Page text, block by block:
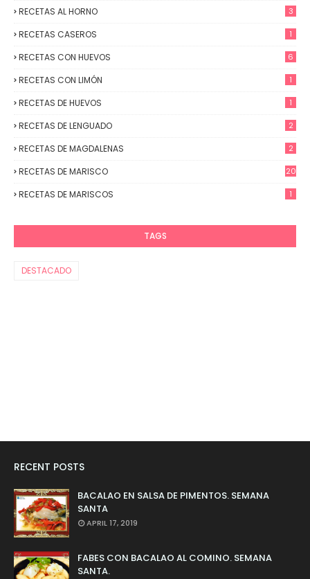
RECETAS AL HORNO 3
RECETAS CASEROS 1
RECETAS CON HUEVOS 6
RECETAS CON LIMÓN 1
RECETAS DE HUEVOS 1
RECETAS DE LENGUADO 2
RECETAS DE MAGDALENAS 2
RECETAS DE MARISCO 20
RECETAS DE MARISCOS 1
TAGS
DESTACADO
RECENT POSTS
BACALAO EN SALSA DE PIMENTOS. SEMANA
SANTA
APRIL 17, 2019
FABES CON BACALAO AL COMINO. SEMANA
SANTA.